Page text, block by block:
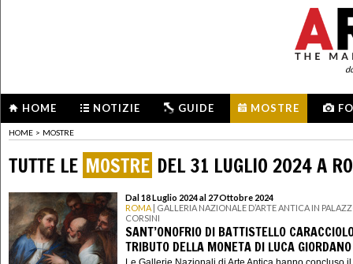
HOME NOTIZIE GUIDE MOSTRE
HOME > MOSTRE
TUTTE LE MOSTRE DEL 31 LUGLIO 2024 A
Dal 18 Luglio 2024 al 27 Ottobre 2024
ROMA | GALLERIA NAZIONALE D’ARTE ANTICA IN
CORSINI
SANT’ONOFRIO DI BATTISTELLO
TRIBUTO DELLA MONETA DI LUCA GIORDANO